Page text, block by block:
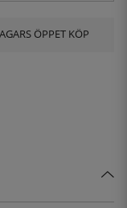
ÖPPET KÖP